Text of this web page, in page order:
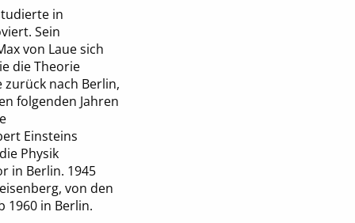
in
Sein
von Laue sich
die Theorie
zurück nach Berlin,
folgenden Jahren
Einsteins
Physik
in Berlin. 1945
von den
1960 in Berlin.